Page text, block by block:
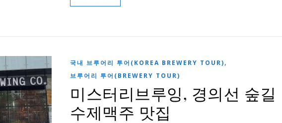
국내 브루어리 투어(KOREA BREWERY TOUR),
브루어리 투어(BREWERY TOUR)
미스터리브루잉, 경의선 숲길
수제맥주 맛집